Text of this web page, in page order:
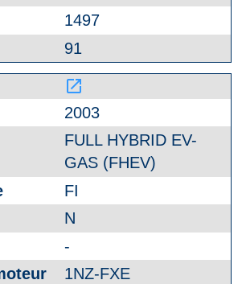
1497
91
launch
2003
FULL HYBRID EV-
GAS (FHEV)
FI
N
-
1NZ-FXE